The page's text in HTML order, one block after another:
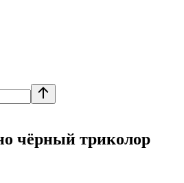
чёрный триколор